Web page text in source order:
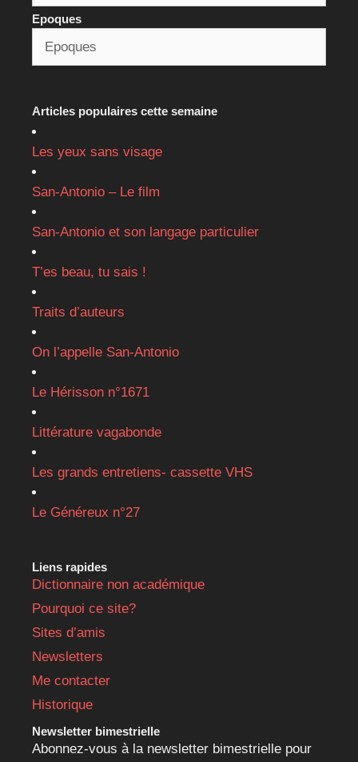
T’es beau, tu sais !
On l’appelle San-Antonio
Le Hérisson n°1671
Littérature vagabonde
Les grands entretiens- cassette VHS
Le Généreux n°27
Dictionnaire non académique
Pourquoi ce site?
Sites d’amis
Newsletters
Me contacter
Historique
Newsletter bimestrielle
Abonnez-vous à la newsletter bimestrielle pour
Copyright © 2014-2026 toutdard.fr